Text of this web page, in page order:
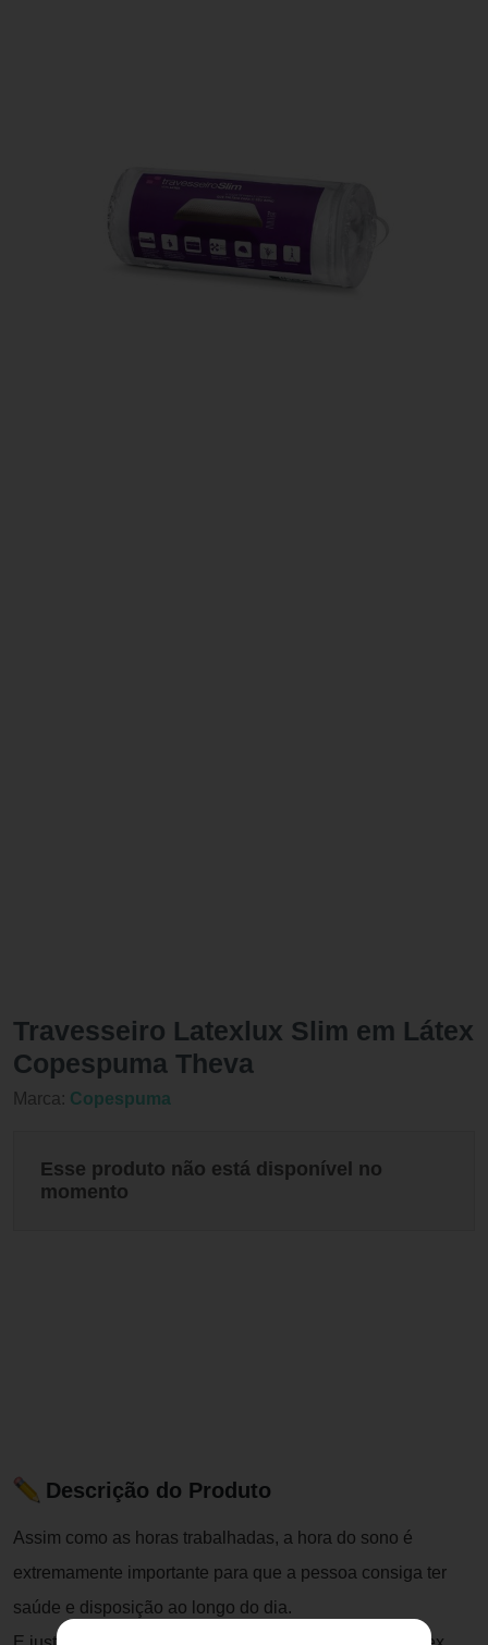
Travesseiro Latexlux Slim em Látex
Copespuma Theva
Marca: Copespuma
Esse produto não está disponível no
momento
Descrição do Produto
Assim como as horas trabalhadas, a hora do sono é
extremamente importante para que a pessoa consiga ter
saúde e disposição ao longo do dia.